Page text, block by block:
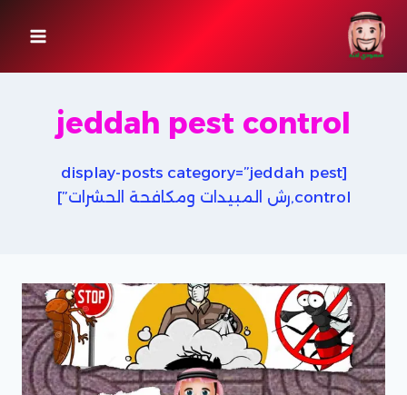
التجاوز
إلى
المحتوى
jeddah pest control
[display-posts category=”jeddah pest
control,رش المبيدات ومكافحة الحشرات”]